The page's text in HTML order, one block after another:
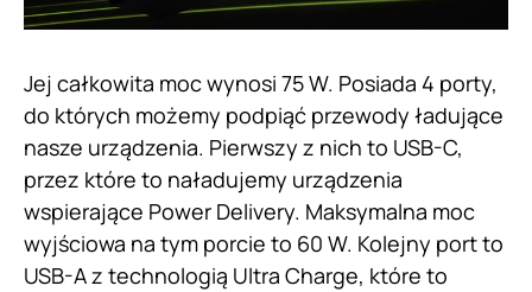
Jej całkowita moc wynosi 75 W. Posiada 4 porty,
do których możemy podpiąć przewody ładujące
nasze urządzenia. Pierwszy z nich to USB-C,
przez które to naładujemy urządzenia
wspierające Power Delivery. Maksymalna moc
wyjściowa na tym porcie to 60 W. Kolejny port to
USB-A z technologią Ultra Charge, które to